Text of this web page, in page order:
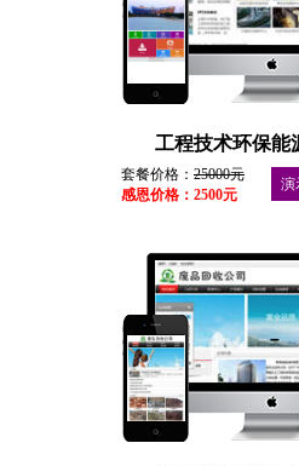
工程技术环保能
套餐价格： 25000元
感恩价格：2500元
演